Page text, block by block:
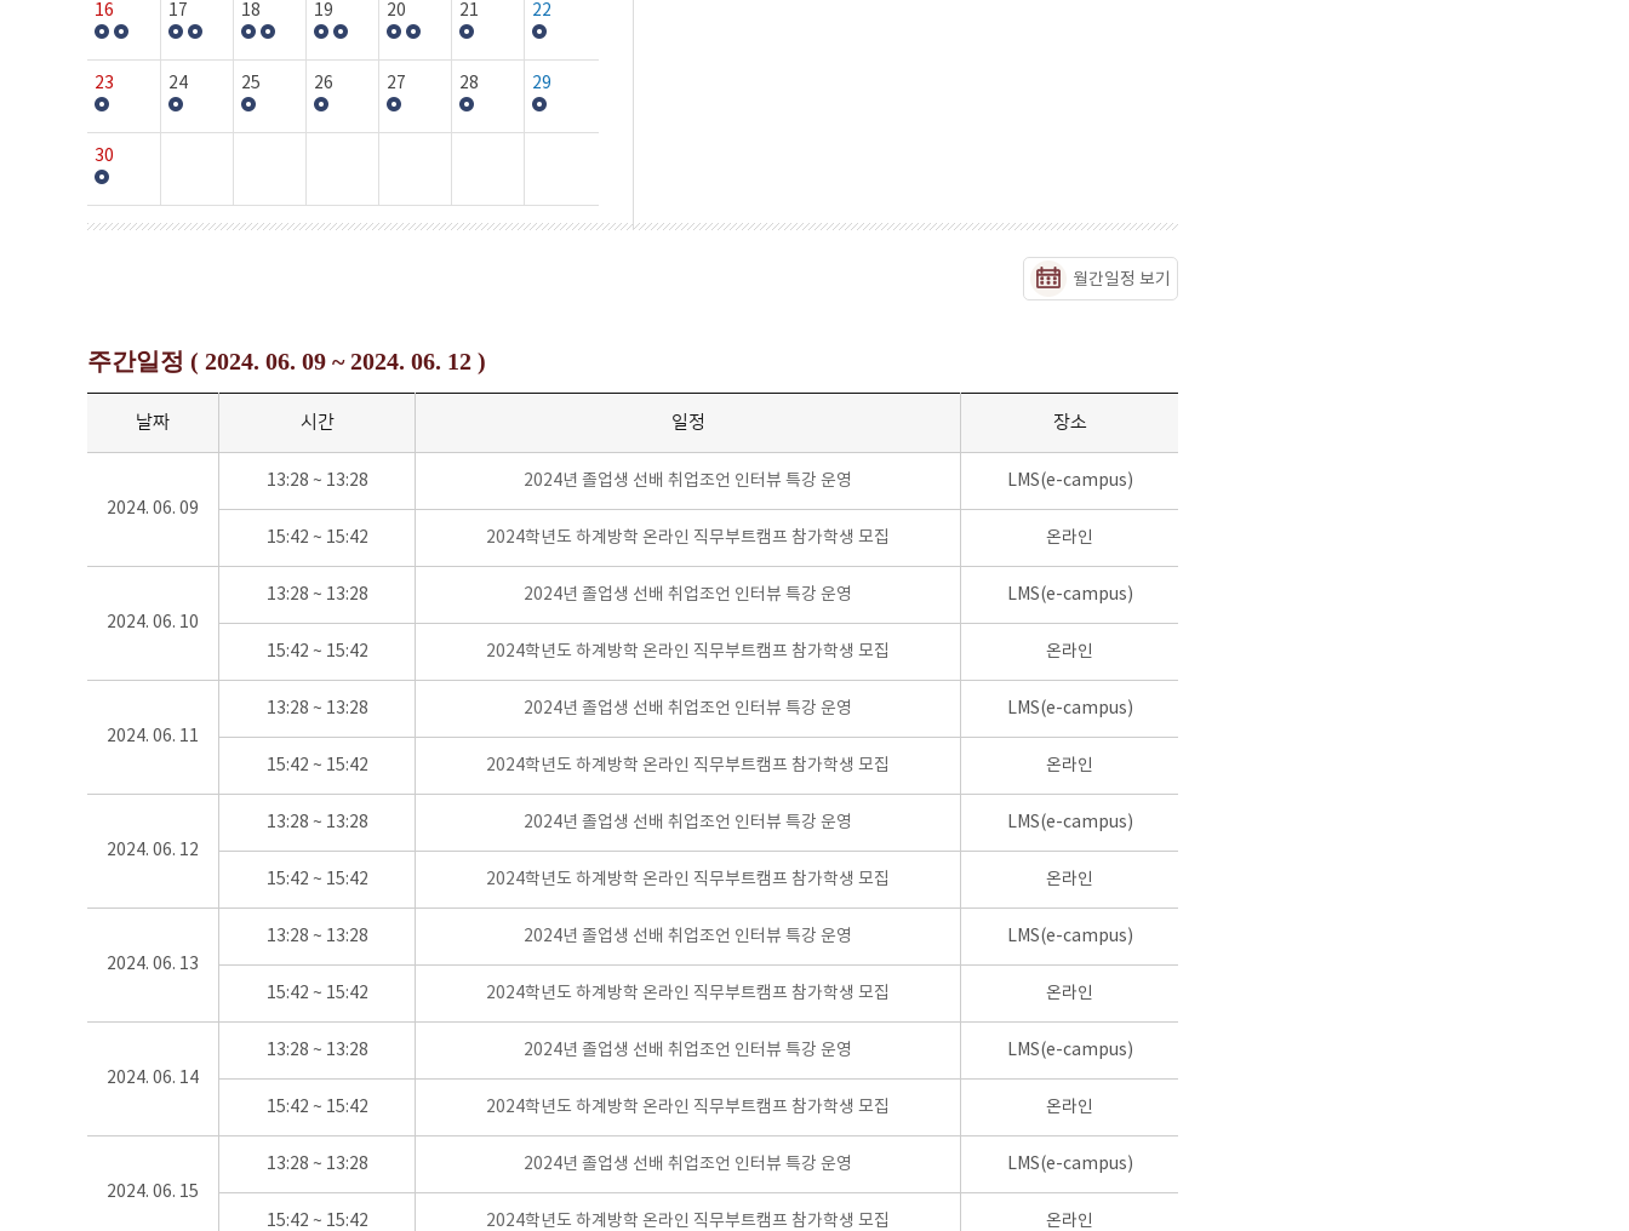
16 17 18 19 20 21 22
23 24 25 26 27 28 29
30
월간일정 보기
주간일정 ( 2024. 06. 09 ~ 2024. 06. 12 )
날짜 시간 일정 장소
2024. 06. 09
13:28 ~ 13:28 2024년 졸업생 선배 취업조언 인터뷰 특강 운영 LMS(e-campus)
15:42 ~ 15:42 2024학년도 하계방학 온라인 직무부트캠프 참가학생 모집 온라인
2024. 06. 10
13:28 ~ 13:28 2024년 졸업생 선배 취업조언 인터뷰 특강 운영 LMS(e-campus)
15:42 ~ 15:42 2024학년도 하계방학 온라인 직무부트캠프 참가학생 모집 온라인
2024. 06. 11
13:28 ~ 13:28 2024년 졸업생 선배 취업조언 인터뷰 특강 운영 LMS(e-campus)
15:42 ~ 15:42 2024학년도 하계방학 온라인 직무부트캠프 참가학생 모집 온라인
2024. 06. 12
13:28 ~ 13:28 2024년 졸업생 선배 취업조언 인터뷰 특강 운영 LMS(e-campus)
15:42 ~ 15:42 2024학년도 하계방학 온라인 직무부트캠프 참가학생 모집 온라인
2024. 06. 13
13:28 ~ 13:28 2024년 졸업생 선배 취업조언 인터뷰 특강 운영 LMS(e-campus)
15:42 ~ 15:42 2024학년도 하계방학 온라인 직무부트캠프 참가학생 모집 온라인
2024. 06. 14
13:28 ~ 13:28 2024년 졸업생 선배 취업조언 인터뷰 특강 운영 LMS(e-campus)
15:42 ~ 15:42 2024학년도 하계방학 온라인 직무부트캠프 참가학생 모집 온라인
2024. 06. 15
13:28 ~ 13:28 2024년 졸업생 선배 취업조언 인터뷰 특강 운영 LMS(e-campus)
15:42 ~ 15:42 2024학년도 하계방학 온라인 직무부트캠프 참가학생 모집 온라인